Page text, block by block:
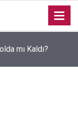
mı Kaldı?